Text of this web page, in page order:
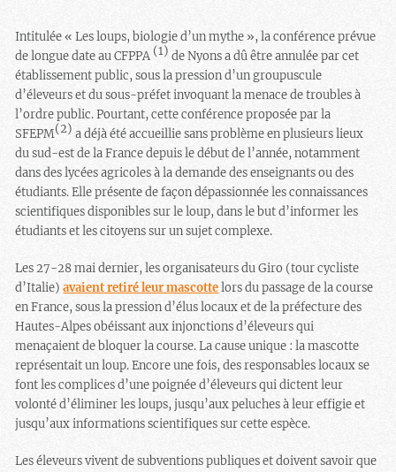
Intitulée « Les loups, biologie d’un mythe », la conférence prévue
de longue date au CFPPA (1) de Nyons a dû être annulée par cet
établissement public, sous la pression d’un groupuscule
d’éleveurs et du sous-préfet invoquant la menace de troubles à
l’ordre public. Pourtant, cette conférence proposée par la
SFEPM(2) a déjà été accueillie sans problème en plusieurs lieux
du sud-est de la France depuis le début de l’année, notamment
dans des lycées agricoles à la demande des enseignants ou des
étudiants. Elle présente de façon dépassionnée les connaissances
scientifiques disponibles sur le loup, dans le but d’informer les
étudiants et les citoyens sur un sujet complexe.
Les 27-28 mai dernier, les organisateurs du Giro (tour cycliste
d’Italie)avaient retiré leur mascottelors du passage de la course
en France, sous la pression d’élus locaux et de la préfecture des
Hautes-Alpes obéissant aux injonctions d’éleveurs qui
menaçaient de bloquer la course. La cause unique : la mascotte
représentait un loup. Encore une fois, des responsables locaux se
font les complices d’une poignée d’éleveurs qui dictent leur
volonté d’éliminer les loups, jusqu’aux peluches à leur effigie et
jusqu’aux informations scientifiques sur cette espèce.
Les éleveurs vivent de subventions publiques et doivent savoir que